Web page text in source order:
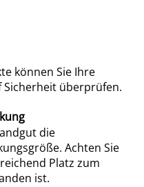
können Sie Ihre
überprüfen.
die
Achten Sie
Platz zum
ist.